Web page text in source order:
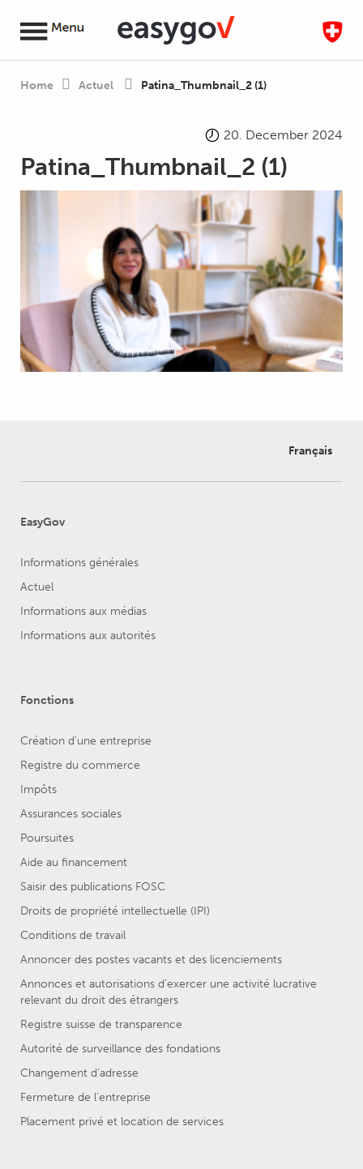
Home Actuel Patina_Thumbnail_2 (1)
20. December 2024
Patina_Thumbnail_2 (1)
Français
EasyGov
Informations générales
Actuel
Informations aux médias
Informations aux autorités
Fonctions
Création d'une entreprise
Registre du commerce
Impôts
Assurances sociales
Poursuites
Aide au financement
Saisir des publications FOSC
Droits de propriété intellectuelle (IPI)
Conditions de travail
Annoncer des postes vacants et des licenciements
Annonces et autorisations d’exercer une activité lucrative
relevant du droit des étrangers
Registre suisse de transparence
Autorité de surveillance des fondations
Changement d’adresse
Fermeture de l’entreprise
Placement privé et location de services